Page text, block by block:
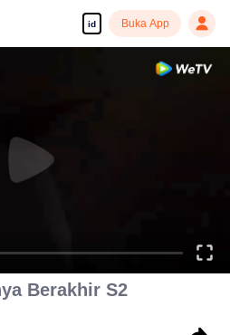
id Buka App
Berakhir S2